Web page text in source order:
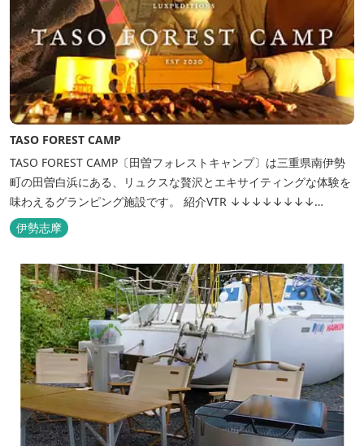
TASO FOREST CAMP
TASO FOREST CAMP〔田曽フォレストキャンプ〕は三重県南伊勢
町の田曽白浜にある、リュクスな贅沢とエキサイティングな体験を
味わえるグランピング施設です。 紹介VTR ↓↓↓↓↓↓↓↓
https://www.youtube.com/watch?v=jpF0wPRjqSw
伊勢志摩